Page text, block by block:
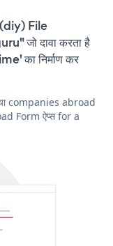
File
जो दावा करता है
का निर्माण कर
companies abroad
Form ऐप्स for a